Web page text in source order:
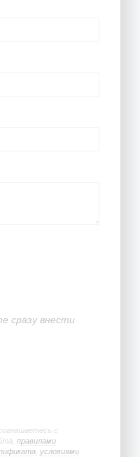
сразу внести
с
правилами
условиями